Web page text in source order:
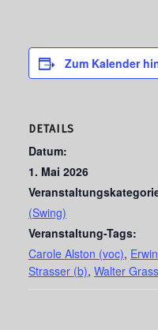
Zum Kalender
DETAILS
Datum:
1. Mai 2026
(Swing)
Veranstaltung-Tags:
Carole Alston (voc),
Strasser (b), Walter